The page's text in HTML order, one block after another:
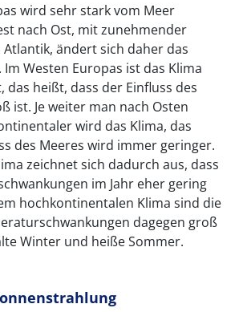
wird sehr stark vom Meer
nach Ost, mit zunehmender
ändert sich daher das
Westen Europas ist das Klima
das heißt, dass der Einfluss des
ist. Je weiter man nach Osten
wird das Klima, das
des Meeres wird immer geringer.
zeichnet sich dadurch aus, dass
im Jahr eher gering
hochkontinentalen Klima sind die
dagegen groß
Winter und heiße Sommer.